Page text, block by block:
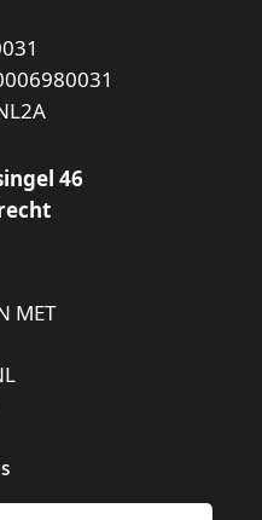
46
MET